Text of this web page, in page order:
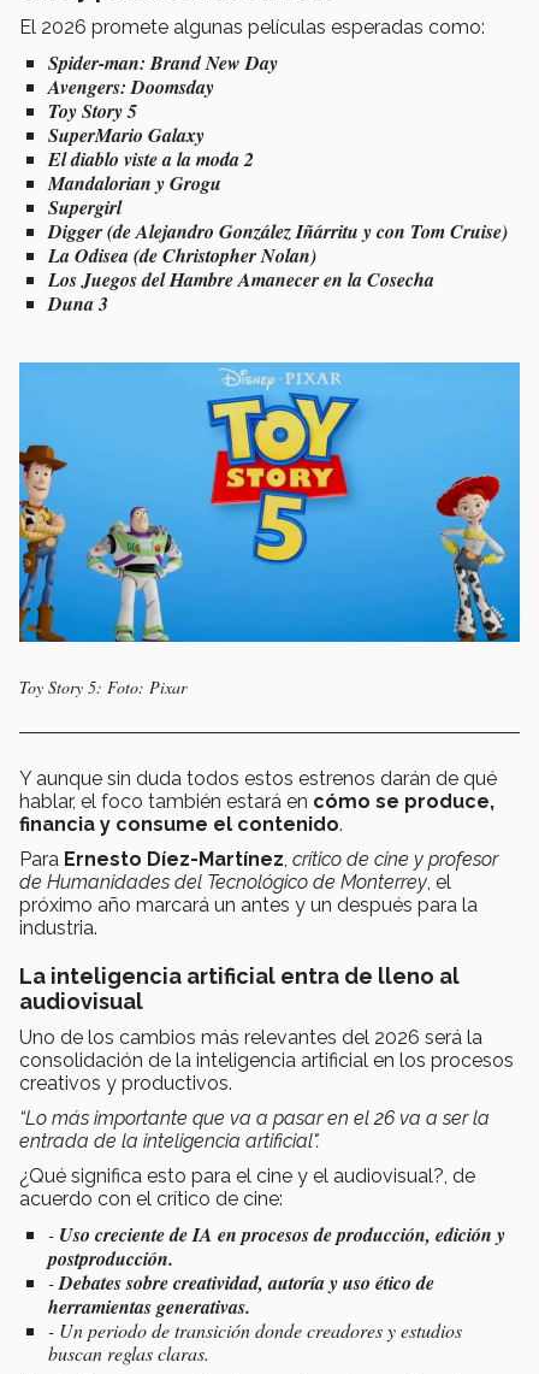
El 2026 promete algunas películas esperadas como:
Spider-man: Brand New Day
Avengers: Doomsday
Toy Story 5
SuperMario Galaxy
El diablo viste a la moda 2
Mandalorian y Grogu
Supergirl
Digger (de Alejandro González Iñárritu y con Tom Cruise)
La Odisea (de Christopher Nolan)
Los Juegos del Hambre Amanecer en la Cosecha
Duna 3
Toy Story 5: Foto: Pixar
Y aunque sin duda todos estos estrenos darán de qué
hablar, el foco también estará en cómo se produce,
financia y consume el contenido.
Para Ernesto Díez-Martínez crítico de cine y profesor
de Humanidades del Tecnológico de Monterrey , el
próximo año marcará un antes y un después para la
industria.
La inteligencia artificial entra de lleno al
audiovisual
Uno de los cambios más relevantes del 2026 será la
consolidación de la inteligencia artificial en los procesos
creativos y productivos.
“Lo más importante que va a pasar en el 26 va a ser la
entrada de la inteligencia artificial".
¿Qué significa esto para el cine y el audiovisual?, de
acuerdo con el crítico de cine:
- Uso creciente de IA en procesos de producción, edición y
postproducción.
-Debates sobre creatividad, autoría y uso ético de
herramientas generativas.
- Un periodo de transición donde creadores y estudios
buscan reglas claras.